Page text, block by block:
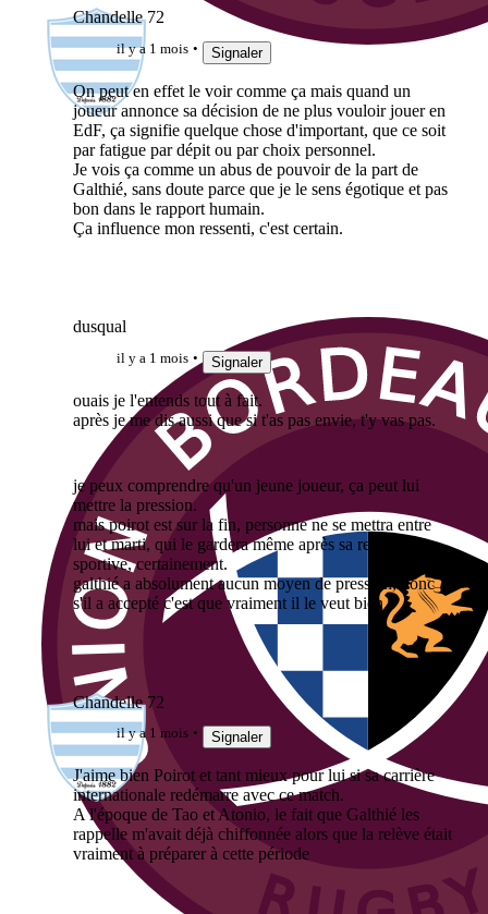
Chandelle 72
il y a 1 mois Signaler
On peut en effet le voir comme ça mais quand un
joueur annonce sa décision de ne plus vouloir jouer en
EdF, ça signifie quelque chose d'important, que ce soit
par fatigue par dépit ou par choix personnel.
Je vois ça comme un abus de pouvoir de la part de
Galthié, sans doute parce que je le sens égotique et pas
bon dans le rapport humain.
Ça influence mon ressenti, c'est certain.
dusqual
il y a 1 mois Signaler
ouais je l'entends tout à fait.
après je me dis aussi que si t'as pas envie, t'y vas pas.
je peux comprendre qu'un jeune joueur, ça peut lui
mettre la pression.
mais poirot est sur la fin, personne ne se mettra entre
lui et marti, qui le gardera même après sa retraite
sportive, certainement.
galthié a absolument aucun moyen de pression, donc
s'il a accepté c'est que vraiment il le veut bien.
Chandelle 72
il y a 1 mois Signaler
J'aime bien Poirot et tant mieux pour lui si sa carrière
internationale redémarre avec ce match.
A l'époque de Tao et Atonio, le fait que Galthié les
rappelle m'avait déjà chiffonnée alors que la relève était
vraiment à préparer à cette période